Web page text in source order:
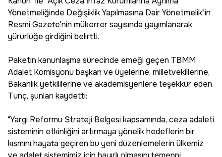
Yönetmeliğinde Değişiklik Yapılmasına Dair Yönetmelik"in
Resmi Gazete'nin mükerrer sayısında yayımlanarak
yürürlüğe girdiğini belirtti.
Paketin kanunlaşma sürecinde emeği geçen TBMM
Adalet Komisyonu başkan ve üyelerine, milletvekillerine,
Bakanlık yetkililerine ve akademisyenlere teşekkür eden
Tunç, şunları kaydetti:
"Yargı Reformu Strateji Belgesi kapsamında, ceza adaleti
sisteminin etkinliğini artırmaya yönelik hedeflerin bir
kısmını hayata geçiren bu yeni düzenlemelerin ülkemiz